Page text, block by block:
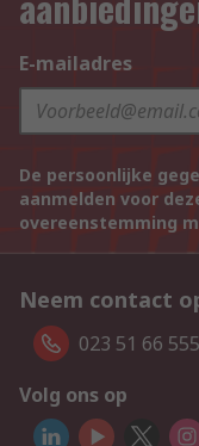
E-mailadres
De persoonlijke
aanmelden voor
overeenstemming
Neem contact
023 51 66 555
Volg ons op